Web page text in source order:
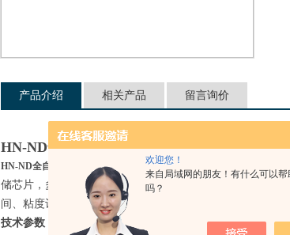
欢迎您！
来自局域网的朋友！有什么可以帮
吗？
产品介绍 相关产品 留言询价
HN-ND全自动运动粘度测试仪
HN-ND全自动运动粘度测试仪
，采用高清晰度彩色触摸屏技
储芯片，多可保存2000个测定结果；采用面板安装式热敏
间、粘度计常数、管径、运动粘度值等信息。
技术参数